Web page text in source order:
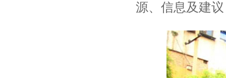
源、信息及建